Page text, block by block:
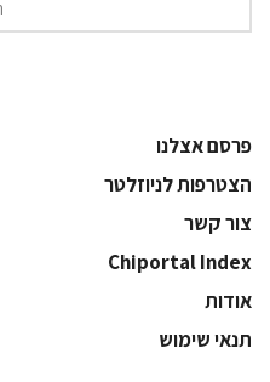
פרסם אצלנו
הצטרפות לניוזלטר
צור קשר
Chiportal Index
אודות
תנאי שימוש